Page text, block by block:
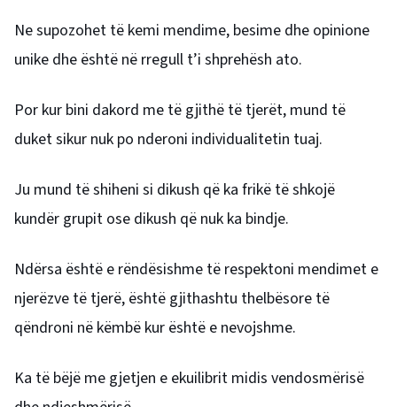
Ne supozohet të kemi mendime, besime dhe opinione
unike dhe është në rregull t’i shprehësh ato.
Por kur bini dakord me të gjithë të tjerët, mund të
duket sikur nuk po nderoni individualitetin tuaj.
Ju mund të shiheni si dikush që ka frikë të shkojë
kundër grupit ose dikush që nuk ka bindje.
Ndërsa është e rëndësishme të respektoni mendimet e
njerëzve të tjerë, është gjithashtu thelbësore të
qëndroni në këmbë kur është e nevojshme.
Ka të bëjë me gjetjen e ekuilibrit midis vendosmërisë